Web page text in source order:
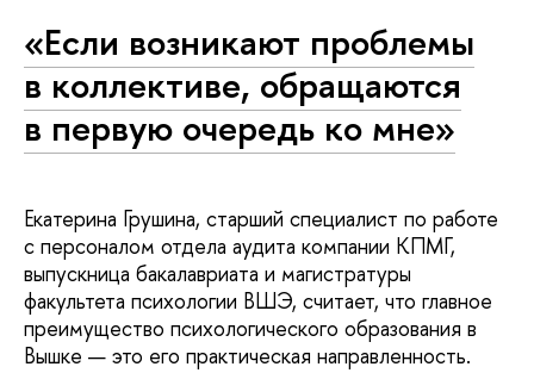
«Если возникают проблемы
в коллективе, обращаются
в первую очередь ко мне»
Екатерина Грушина, старший специалист по работе
с персоналом отдела аудита компании КПМГ,
выпускница бакалавриата и магистратуры
факультета психологии ВШЭ, считает, что главное
преимущество психологического образования в
Вышке — это его практическая направленность.